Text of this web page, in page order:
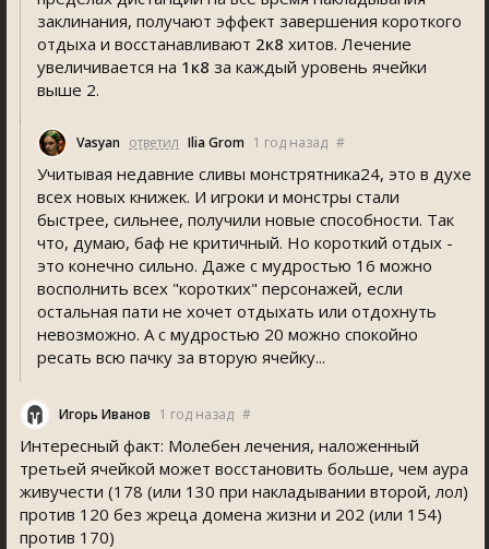
заклинания, получают эффект завершения короткого
отдыха и восстанавливают 2к8 хитов. Лечение
увеличивается на 1к8 за каждый уровень ячейки
выше 2.
Vasyan ответил Ilia Grom 1 год назад #
Учитывая недавние сливы монстрятника24, это в духе
всех новых книжек. И игроки и монстры стали
быстрее, сильнее, получили новые способности. Так
что, думаю, баф не критичный. Но короткий отдых -
это конечно сильно. Даже с мудростью 16 можно
восполнить всех "коротких" персонажей, если
остальная пати не хочет отдыхать или отдохнуть
невозможно. А с мудростью 20 можно спокойно
ресать всю пачку за вторую ячейку...
Игорь Иванов 1 год назад #
Интересный факт: Молебен лечения, наложенный
третьей ячейкой может восстановить больше, чем аура
живучести (178 (или 130 при накладывании второй, лол)
против 120 без жреца домена жизни и 202 (или 154)
против 170)